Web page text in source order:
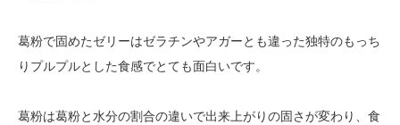
葛粉で固めたゼリーはゼラチンやアガーとも違った独特のもっち
りプルプルとした食感でとても面白いです。
葛粉は葛粉と水分の割合の違いで出来上がりの固さが変わり、食